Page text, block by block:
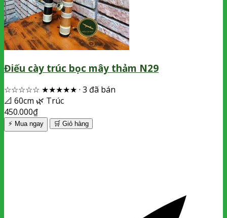
Điếu cày trúc bọc mây thảm N29
☆☆☆☆☆ ★★★★★ · 3 đã bán
📐 60cm 🌿 Trúc
450.000₫
⚡ Mua ngay 🛒 Giỏ hàng